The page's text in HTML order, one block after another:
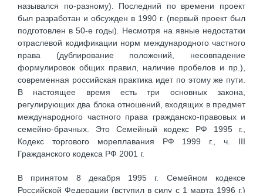
назывался по-разному). Последний по времени проект
был разработан и обсужден в 1990 г. (первый проект был
подготовлен в 50-е годы). Несмотря на явные недостатки
отраслевой кодификации норм международного частного
права (дублирование положений, несовпадение
формулировок общих правил, наличие пробелов и пр.),
современная российская практика идет по этому же пути.
В настоящее время есть три основных закона,
регулирующих два блока отношений, входящих в предмет
международного частного права гражданско-правовых и
семейно-брачных. Это Семейный кодекс РФ 1995 г.,
Кодекс торгового мореплавания РФ 1999 г., ч. III
Гражданского кодекса РФ 2001 г.
В принятом 8 декабря 1995 г. Семейном кодексе
Российской Федерации (вступил в силу с 1 марта 1996 г.)